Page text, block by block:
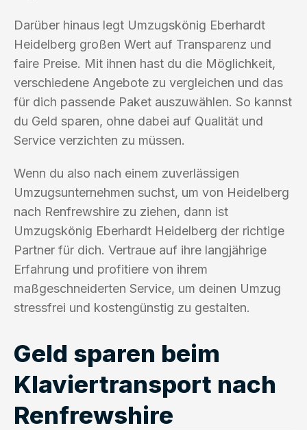
Darüber hinaus legt Umzugskönig Eberhardt
Heidelberg großen Wert auf Transparenz und
faire Preise. Mit ihnen hast du die Möglichkeit,
verschiedene Angebote zu vergleichen und das
für dich passende Paket auszuwählen. So kannst
du Geld sparen, ohne dabei auf Qualität und
Service verzichten zu müssen.
Wenn du also nach einem zuverlässigen
Umzugsunternehmen suchst, um von Heidelberg
nach Renfrewshire zu ziehen, dann ist
Umzugskönig Eberhardt Heidelberg der richtige
Partner für dich. Vertraue auf ihre langjährige
Erfahrung und profitiere von ihrem
maßgeschneiderten Service, um deinen Umzug
stressfrei und kostengünstig zu gestalten.
Geld sparen beim
Klaviertransport nach
Renfrewshire